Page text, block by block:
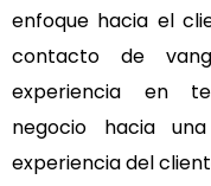
enfoque hacia el
contacto de
experiencia en
negocio hacia
experiencia del